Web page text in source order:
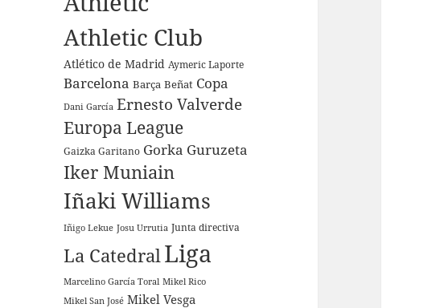
Athletic Club
Atlético de Madrid Aymeric Laporte
Barcelona Barça Beñat Copa
Dani García Ernesto Valverde
Europa League
Gaizka Garitano Gorka Guruzeta
Iker Muniain
Iñaki Williams
Iñigo Lekue Josu Urrutia Junta directiva
La CatedralLiga
Marcelino García Toral Mikel Rico
Mikel San José Mikel Vesga